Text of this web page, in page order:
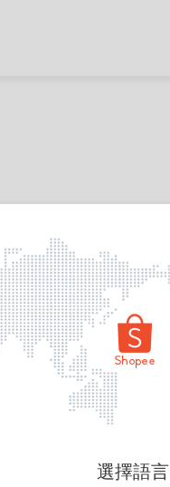
頁面無法顯示
選擇語言